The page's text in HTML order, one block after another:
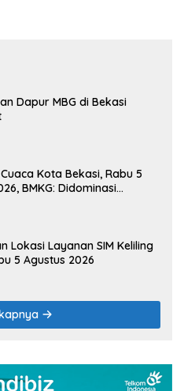
Dapur MBG di Bekasi
Kota Bekasi, Rabu 5
BMKG: Didominasi
Lokasi Layanan SIM Keliling
5 Agustus 2026